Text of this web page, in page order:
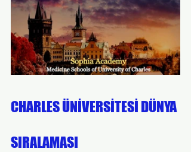
CHARLES ÜNİVERSİTESİ DÜNYA
SIRALAMASI